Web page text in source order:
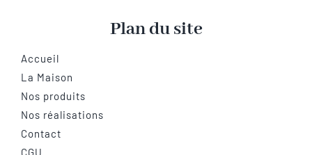
Plan du site
Accueil
La Maison
Nos produits
Nos réalisations
Contact
CGU